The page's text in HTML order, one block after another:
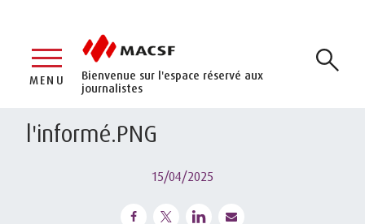
Bienvenue sur l'espace réservé aux
journalistes
MENU
l'informé.PNG
15/04/2025